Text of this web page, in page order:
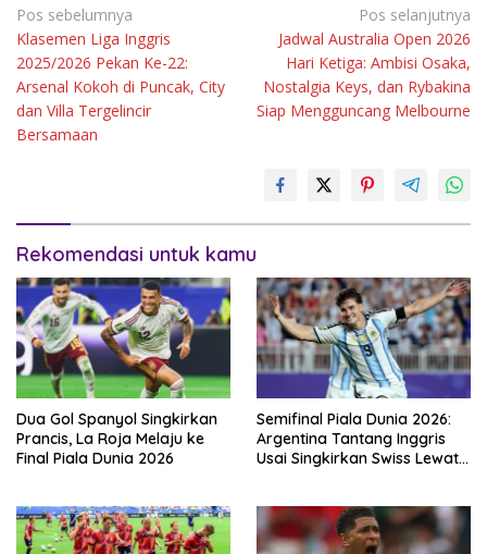
Navigasi
pos
Pos sebelumnya
Klasemen Liga Inggris
2025/2026 Pekan Ke-22:
Arsenal Kokoh di Puncak, City
dan Villa Tergelincir
Bersamaan
Pos selanjutnya
Jadwal Australia Open 2026
Hari Ketiga: Ambisi Osaka,
Nostalgia Keys, dan Rybakina
Siap Mengguncang Melbourne
Rekomendasi untuk kamu
Dua Gol Spanyol Singkirkan
Prancis, La Roja Melaju ke
Final Piala Dunia 2026
Semifinal Piala Dunia 2026:
Argentina Tantang Inggris
Usai Singkirkan Swiss Lewat